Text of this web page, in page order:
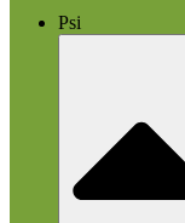
Psi